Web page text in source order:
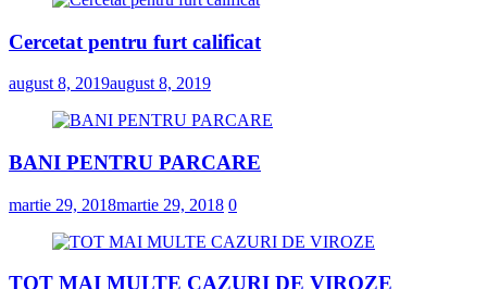
Cercetat pentru furt calificat
august 8, 2019august 8, 2019
BANI PENTRU PARCARE
martie 29, 2018martie 29, 2018 0
TOT MAI MULTE CAZURI DE VIROZE